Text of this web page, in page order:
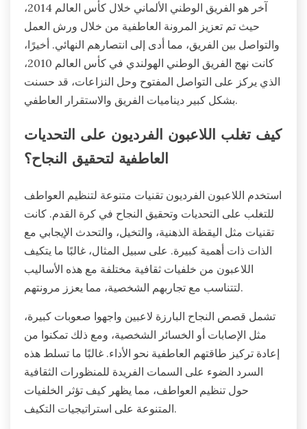
آخر هو الفريق الوطني الألماني خلال كأس العالم 2014،
حيث تم تعزيز المرونة العاطفية من خلال ورش العمل
والتواصل بين الفريق، مما أدى إلى انتصارهم النهائي. أخيرًا،
كانت نهج الفريق الوطني الهولندي في كأس العالم 2010،
الذي يركز على التواصل المفتوح وحل النزاعات، قد حسنت
بشكل كبير ديناميات الفريق والاستقرار العاطفي.
كيف تغلب اللاعبون الفرديون على التحديات
العاطفية لتحقيق النجاح؟
استخدم اللاعبون الفرديون تقنيات متنوعة لتنظيم العواطف
للتغلب على التحديات وتحقيق النجاح في كرة القدم. كانت
تقنيات مثل اليقظة الذهنية، والتخيل، والتحدث الإيجابي مع
الذات ذات أهمية كبيرة. على سبيل المثال، غالبًا ما يتكيف
اللاعبون من خلفيات ثقافية مختلفة مع هذه الأساليب
لتتناسب مع تجاربهم الشخصية، مما يعزز مرونتهم.
تشمل قصص النجاح البارزة لاعبين واجهوا صعوبات كبيرة،
مثل الإصابات أو الخسائر الشخصية، ومع ذلك تمكنوا من
إعادة تركيز طاقتهم العاطفية نحو الأداء. غالبًا ما تسلط هذه
السرد الضوء على السمات الفريدة للمنظورات الثقافية
حول تنظيم العواطف، مما يظهر كيف تؤثر الخلفيات
المتنوعة على استراتيجيات التكيف.